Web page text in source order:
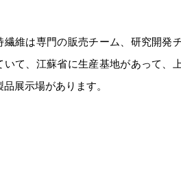
繊維は専門の販売チーム、研究開発
いて、江蘇省に生産基地があって、
品展示場があります。